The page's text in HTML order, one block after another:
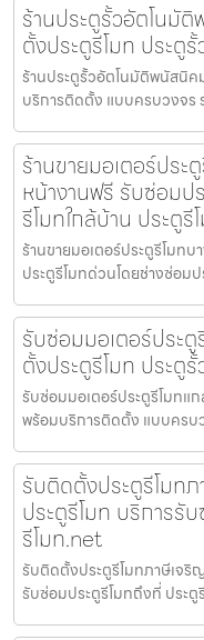
ร้านประตูรั้วอัตโนมั
ตั้งประตูรีโมท ประตู
ร้านประตูรั้วอัตโนมัติพนัสนิค
บริการติดตั้ง แบบครบวงจร
ร้านขายมอเตอร์ประ
หน้างานฟรี รับซ่อมป
รีโมทใกล้บ้าน ประตูรี
ร้านขายมอเตอร์ประตูรีโมท
ประตูรีโมทด่วนโดยช่างซ่อม
รับซ่อมมอเตอร์ประ
ตั้งประตูรีโมท ประตู
รับซ่อมมอเตอร์ประตูรีโมทแก
พร้อมบริการติดตั้ง แบบครบ
รับติดตั้งประตูรีโมท
ประตูรีโมท บริการรั
รีโมท.net
รับติดตั้งประตูรีโมทภาษีเจริ
รับซ่อมประตูรีโมทถึงที่ ประ